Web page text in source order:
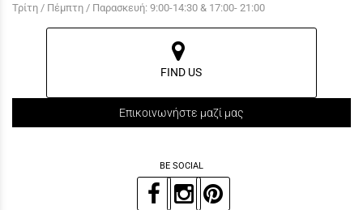
Τρίτη / Πέμπτη / Παρασκευή: 9:00-14:30 & 17:00- 21:00
FIND US
Επικοινωνήστε μαζί μας
BE SOCIAL